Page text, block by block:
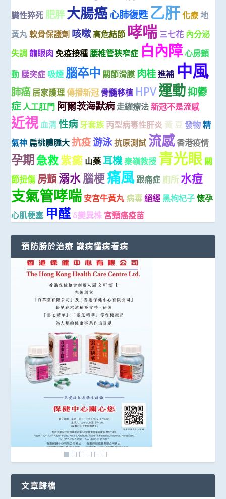
臟性猝死 肥胖大腸癌心肺復甦 乙肝 化療 地
黃丸 軟骨保護劑 咳嗽 高危結節 哮喘 三七花 內分泌
失調 龍眼肉 免疫接種 腰椎管狹窄症 白內障 心房顫
動 腰突症 吸煙 腦卒中 關節滑膜 肉桂進補 中風
肺癌 居家護理 傳播新冠 骨髓移植 HPV運動抑鬱
症人工肛門 阿爾茨海默病 走罐療法 新冠不是流感
近視血清 性病牙套族 丙型病毒性肝炎 黃 豆 發物 精
氣神 扁桃體腫大 抗疫游泳抗原測試 流感香港疫情
孕期急救紫癜 山藥 耳機秦嶺教授 青光眼 關
節扭傷 房顫溺水腦梗痛風跟痛症 廁所 水痘
支氣管哮喘 安宮牛黃丸 病毒 絕經 黑枸杞子 懷孕
心肌梗塞 甲醛 δ變異株 宮頸癌疫苗
預防勝於治療 識病懂病看病
文章歸檔